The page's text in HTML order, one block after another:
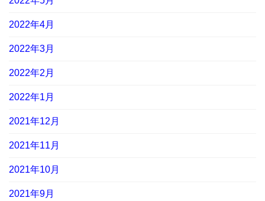
2022年4月
2022年3月
2022年2月
2022年1月
2021年12月
2021年11月
2021年10月
2021年9月